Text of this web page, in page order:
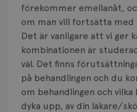
förekommer emellanåt,
om man vill fortsätta med
Det är vanligare att vi ger
kombinationen är
väl. Det finns
på behandlingen och du
om behandlingen och
dyka upp, av din läkare/
Vätska